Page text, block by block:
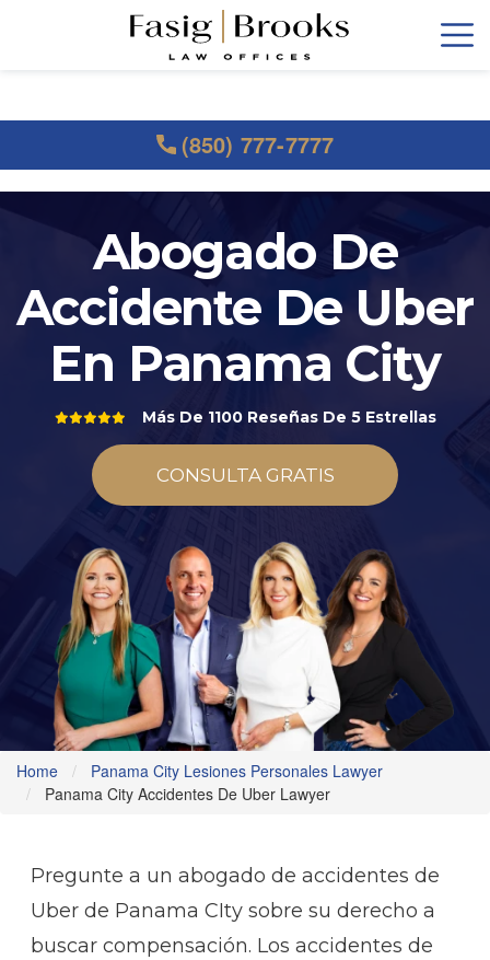
(850) 777-7777
Abogado De
Accidente De Uber
En Panama City
Más De 1100 Reseñas De 5 Estrellas
CONSULTA GRATIS
Home
Panama City Lesiones Personales Lawyer
Panama City Accidentes De Uber Lawyer
Pregunte a un abogado de accidentes de
Uber de Panama CIty sobre su derecho a
buscar compensación. Los accidentes de